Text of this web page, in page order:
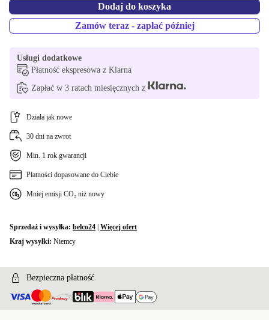
Dodaj do koszyka
Zamów teraz - zapłać później
Usługi dodatkowe
Płatność ekspresowa z Klarna
Zapłać w 3 ratach miesięcznych z
Działa jak nowe
30 dni na zwrot
Min. 1 rok gwarancji
Płatności dopasowane do Ciebie
Mniej emisji CO₂ niż nowy
Sprzedaż i wysyłka: belco24 Więcej ofert
Kraj wysyłki: Niemcy
Bezpieczna płatność